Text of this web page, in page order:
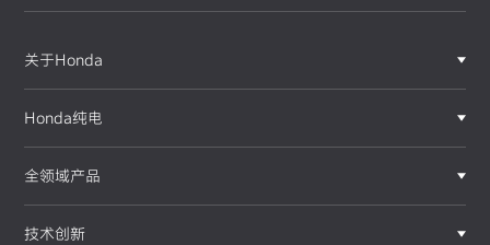
关于Honda
Honda纯电
全领域产品
技术创新